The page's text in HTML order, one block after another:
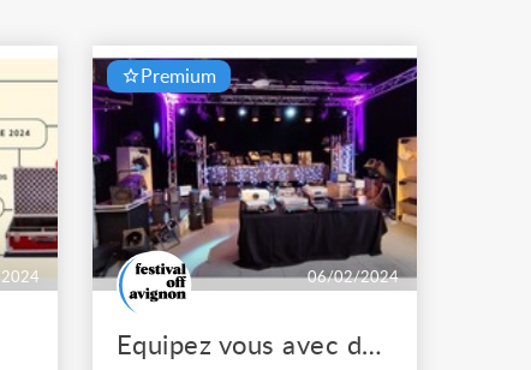
Premium
06/02/2024
Equipez vous avec du matériel en réemploi